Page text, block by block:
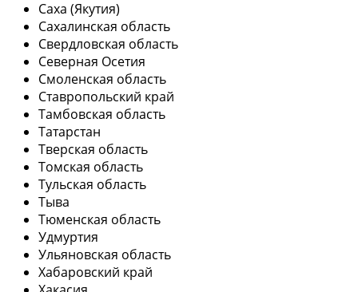
Саха (Якутия)
Сахалинская область
Свердловская область
Северная Осетия
Смоленская область
Ставропольский край
Тамбовская область
Татарстан
Тверская область
Томская область
Тульская область
Тыва
Тюменская область
Удмуртия
Ульяновская область
Хабаровский край